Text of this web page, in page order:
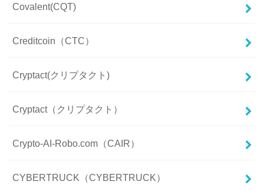
Covalent(CQT)
Creditcoin（CTC）
Cryptact(クリプタクト)
Cryptact（クリプタクト）
Crypto-AI-Robo.com（CAIR）
CYBERTRUCK（CYBERTRUCK）